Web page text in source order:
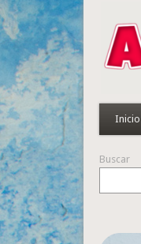
Inicio
Buscar